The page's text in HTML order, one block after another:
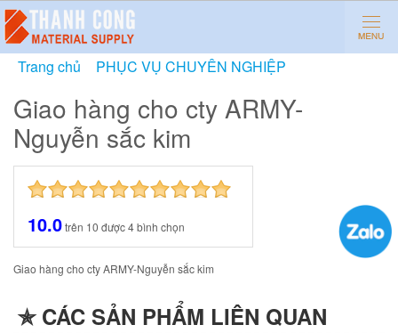
Trang chủ PHỤC VỤ CHUYÊN NGHIỆP
Giao hàng cho cty ARMY-
Nguyễn sắc kim
10.0trên 10 được4bình chọn
Giao hàng cho cty ARMY-Nguyễn sắc kim
✯ CÁC SẢN PHẨM LIÊN QUAN